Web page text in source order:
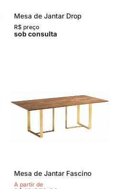
Mesa de Jantar Drop
R$ preço
sob consulta
Mesa de Jantar Fascino
A partir de